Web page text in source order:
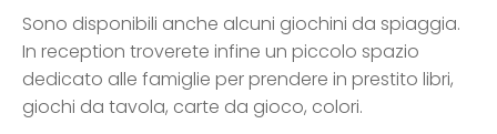
Sono disponibili anche alcuni giochini da spiaggia.
In reception troverete infine un piccolo spazio
dedicato alle famiglie per prendere in prestito libri,
giochi da tavola, carte da gioco, colori.